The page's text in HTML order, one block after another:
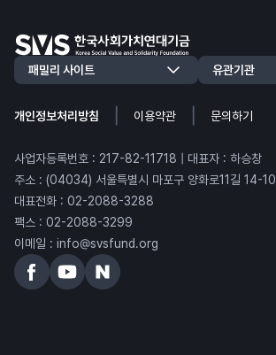
개인정보처리방침 이용약관 문의하기
사업자등록번호 : 217-82-11718 | 대표자 : 하승창
주소 : (04034) 서울특별시 마포구 양화로11길 14-10
대표전화 : 02-2088-3288
팩스 : 02-2088-3299
이메일 : info@svsfund.org